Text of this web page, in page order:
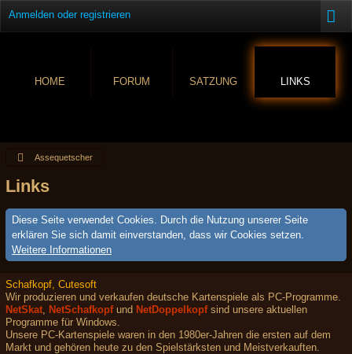
Anmelden oder registrieren
HOME FORUM SATZUNG LINKS
Assequetscher
Links
Diese Seite verwendet Cookies. Durch die Nutzung unserer Seite
erklären Sie sich damit einverstanden, dass wir Cookies setzen.
Weitere Informationen
Schafkopf, Cutesoft
Wir produzieren und verkaufen deutsche Kartenspiele als PC-Programme.
NetSkat, NetSchafkopfund NetDoppelkopf sind unsere aktuellen
Programme für Windows.
Unsere PC-Kartenspiele waren in den 1980er-Jahren die ersten auf dem
Markt und gehören heute zu den Spielstärksten und Meistverkauften.